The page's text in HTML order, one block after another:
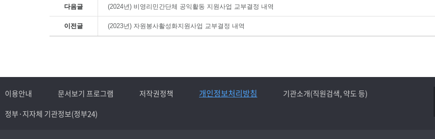
다음글 (2024년) 비영리민간단체 공익활동 지원사업 교부결정 내역
이전글 (2023년) 자원봉사활성화지원사업 교부결정 내역
이용안내 문서보기 프로그램 저작권정책 개인정보처리방침
기관소개(직원검색, 약도 등)
정부·지자체 기관정보(정부24)